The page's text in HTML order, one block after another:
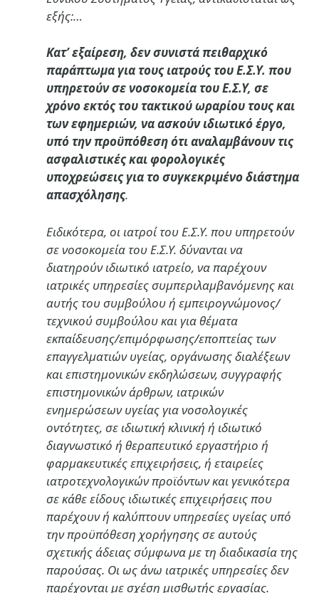
εξής:…
Κατ’ εξαίρεση, δεν συνιστά πειθαρχικό
παράπτωμα για τους ιατρούς του Ε.Σ.Υ. που
υπηρετούν σε νοσοκομεία του Ε.Σ.Υ, σε
χρόνο εκτός του τακτικού ωραρίου τους και
των εφημεριών, να ασκούν ιδιωτικό έργο,
υπό την προϋπόθεση ότι αναλαμβάνουν τις
ασφαλιστικές και φορολογικές
υποχρεώσεις για το συγκεκριμένο διάστημα
απασχόλησης.
Ειδικότερα, οι ιατροί του Ε.Σ.Υ. που υπηρετούν
σε νοσοκομεία του Ε.Σ.Υ. δύνανται να
διατηρούν ιδιωτικό ιατρείο, να παρέχουν
ιατρικές υπηρεσίες συμπεριλαμβανόμενης και
αυτής του συμβούλου ή εμπειρογνώμονος/
τεχνικού συμβούλου και για θέματα
εκπαίδευσης/επιμόρφωσης/εποπτείας των
επαγγελματιών υγείας, οργάνωσης διαλέξεων
και επιστημονικών εκδηλώσεων, συγγραφής
επιστημονικών άρθρων, ιατρικών
ενημερώσεων υγείας για νοσολογικές
οντότητες, σε ιδιωτική κλινική ή ιδιωτικό
διαγνωστικό ή θεραπευτικό εργαστήριο ή
φαρμακευτικές επιχειρήσεις, ή εταιρείες
ιατροτεχνολογικών προϊόντων και γενικότερα
σε κάθε είδους ιδιωτικές επιχειρήσεις που
παρέχουν ή καλύπτουν υπηρεσίες υγείας υπό
την προϋπόθεση χορήγησης σε αυτούς
σχετικής άδειας σύμφωνα με τη διαδικασία της
παρούσας. Οι ως άνω ιατρικές υπηρεσίες δεν
παρέχονται με σχέση μισθωτής εργασίας.